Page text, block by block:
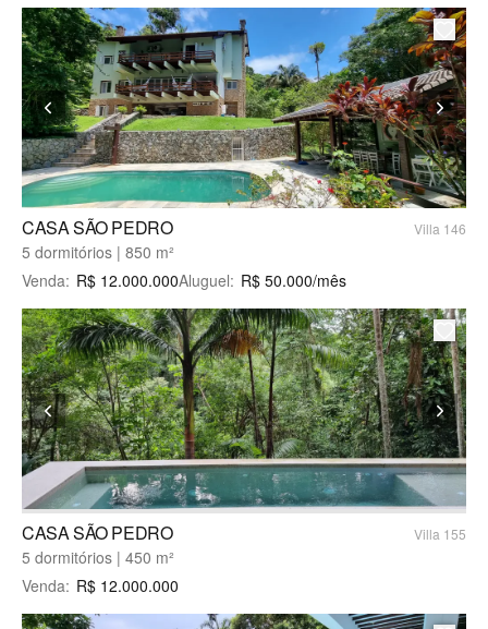
CASA SÃO PEDRO Villa 146
5 dormitórios | 850 m²
Venda: R$ 12.000.000Aluguel: R$ 50.000/mês
CASA SÃO PEDRO Villa 155
5 dormitórios | 450 m²
Venda: R$ 12.000.000